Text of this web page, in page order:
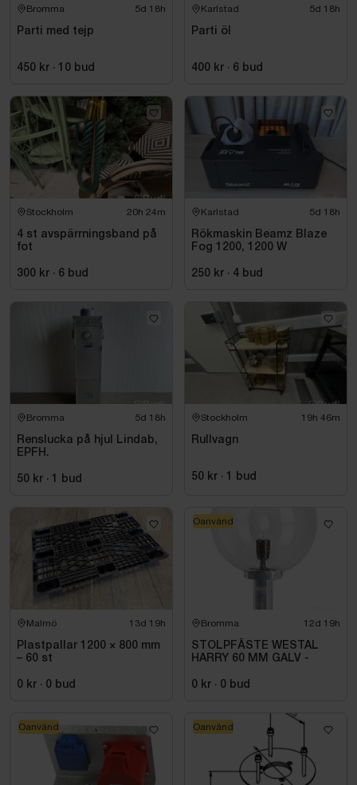
Bromma 5d 18h
Parti med tejp
450 kr · 10 bud
Karlstad 5d 18h
Parti öl
400 kr · 6 bud
Stockholm 20h 23m
4 st avspärrningsband på
fot
300 kr · 6 bud
Karlstad 5d 18h
Rökmaskin Beamz Blaze
Fog 1200, 1200 W
250 kr · 4 bud
Bromma 5d 18h
Renslucka på hjul Lindab,
EPFH.
50 kr · bud
Stockholm 19h 46m
Rullvagn
50 kr · bud
Malmö 13d 19h
Plastpallar 1200 × 800 mm
– 60 st
0 kr · 0 bud
Bromma 12d 19h
STOLPFÄSTE WESTAL
HARRY 60 MM GALV -
0 kr · 0 bud
Oanvänd
Oanvänd Oanvänd